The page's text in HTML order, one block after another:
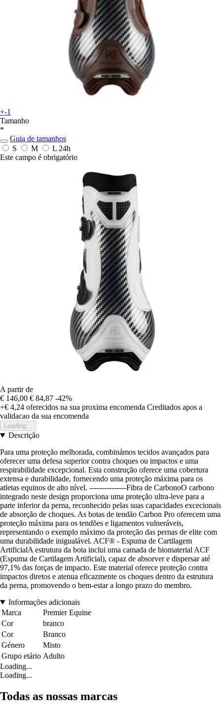
+-1
Tamanho
*
Guia de tamanhos
S
M L 24h
Este campo é obrigatório
A partir de
€ 146,00 € 84,87 -42%
+€ 4,24 oferecidos na sua proxima encomenda Creditados apos a
validacao da sua encomenda
Loading...
Descrição
Para uma proteção melhorada, combinámos tecidos avançados para
oferecer uma defesa superior contra choques ou impactos e uma
respirabilidade excepcional. Esta construção oferece uma cobertura
extensa e durabilidade, fornecendo uma proteção máxima para os
atletas equinos de alto nível. ---------------Fibra de CarbonoO carbono
integrado neste design proporciona uma proteção ultra-leve para a
parte inferior da perna, reconhecido pelas suas capacidades excecionais
de absorção de choques. As botas de tendão Carbon Pro oferecem uma
proteção máxima para os tendões e ligamentos vulneráveis,
representando o exemplo máximo da proteção das pernas de elite com
uma durabilidade inigualável. ACF® - Espuma de Cartilagem
ArtificialA estrutura da bota inclui uma camada de biomaterial ACF
(Espuma de Cartilagem Artificial), capaz de absorver e dispersar até
97,1% das forças de impacto. Este material oferece proteção contra
impactos diretos e atenua eficazmente os choques dentro da estrutura
da perna, promovendo o bem-estar a longo prazo do membro.
Informações adicionais
Marca
Premier Equine
Cor
branco
Cor
Branco
Género
Misto
Grupo etário Adulto
Loading...
Loading...
Todas as nossas marcas